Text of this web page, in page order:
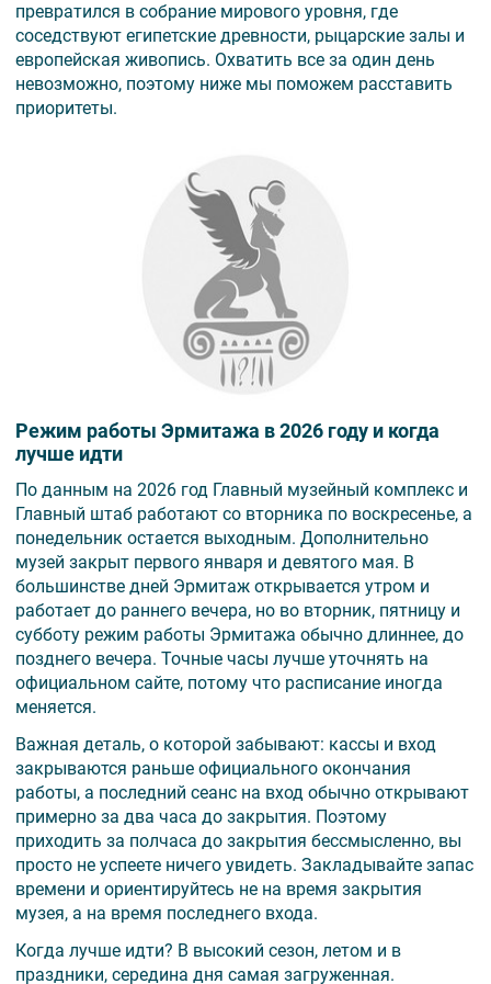
превратился в собрание мирового уровня, где
соседствуют египетские древности, рыцарские залы и
европейская живопись. Охватить все за один день
невозможно, поэтому ниже мы поможем расставить
приоритеты.
Режим работы Эрмитажа в 2026 году и когда
лучше идти
По данным на 2026 год Главный музейный комплекс и
Главный штаб работают со вторника по воскресенье, а
понедельник остается выходным. Дополнительно
музей закрыт первого января и девятого мая. В
большинстве дней Эрмитаж открывается утром и
работает до раннего вечера, но во вторник, пятницу и
субботу режим работы Эрмитажа обычно длиннее, до
позднего вечера. Точные часы лучше уточнять на
официальном сайте, потому что расписание иногда
меняется.
Важная деталь, о которой забывают: кассы и вход
закрываются раньше официального окончания
работы, а последний сеанс на вход обычно открывают
примерно за два часа до закрытия. Поэтому
приходить за полчаса до закрытия бессмысленно, вы
просто не успеете ничего увидеть. Закладывайте запас
времени и ориентируйтесь не на время закрытия
музея, а на время последнего входа.
Когда лучше идти? В высокий сезон, летом и в
праздники, середина дня самая загруженная.